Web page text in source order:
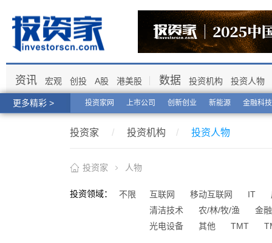
更多精彩 > 投资家网 上市公司 创新创业 新能源 金融科技
资讯 宏观 创投 A股 港美股 数据 投资机构 投资人物
投资家 / 投资机构 / 投资人物
投资家 人物
投资领域： 不限 互联网 移动互联网 IT
清洁技术
农/林/牧/渔
金融
光电设备
其他 TMT